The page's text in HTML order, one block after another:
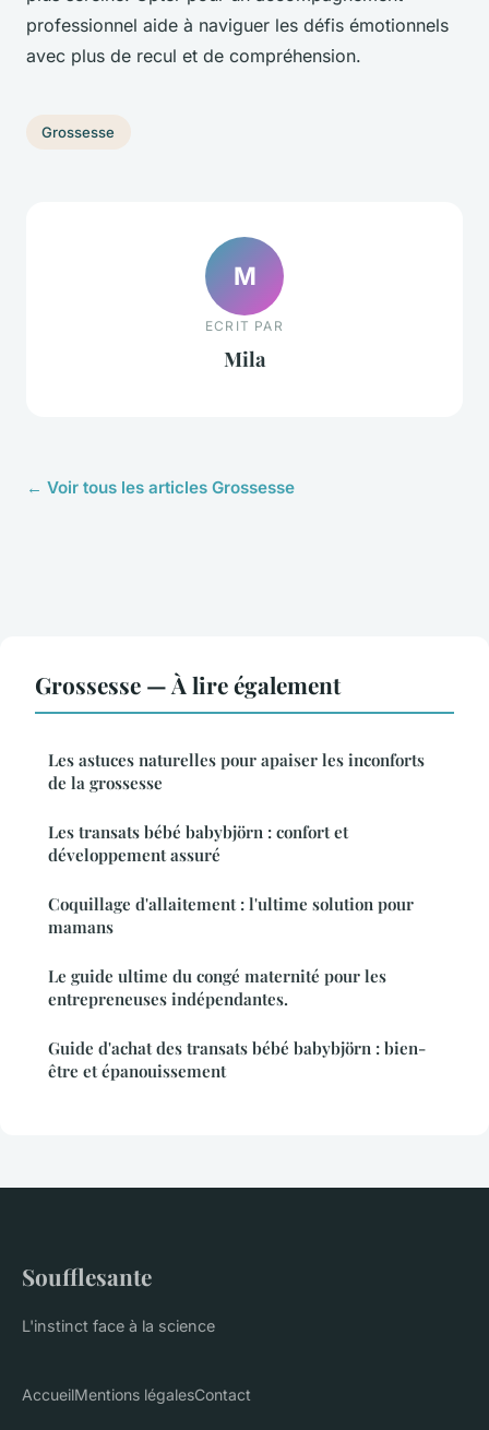
professionnel aide à naviguer les défis émotionnels
avec plus de recul et de compréhension.
Grossesse
M
ECRIT PAR
Mila
← Voir tous les articles Grossesse
Grossesse — À lire également
Les astuces naturelles pour apaiser les inconforts
de la grossesse
Les transats bébé babybjörn : confort et
développement assuré
Coquillage d'allaitement : l'ultime solution pour
mamans
Le guide ultime du congé maternité pour les
entrepreneuses indépendantes.
Guide d'achat des transats bébé babybjörn : bien-
être et épanouissement
Soufflesante
L'instinct face à la science
AccueilMentions légalesContact